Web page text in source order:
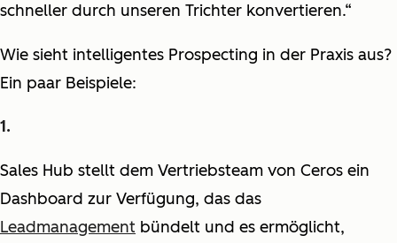
schneller durch unseren Trichter konvertieren.“
Wie sieht intelligentes Prospecting in der Praxis aus?
Ein paar Beispiele:
Sales Hub stellt dem Vertriebsteam von Ceros ein
Dashboard zur Verfügung, das das
Leadmanagement bündelt und es ermöglicht,